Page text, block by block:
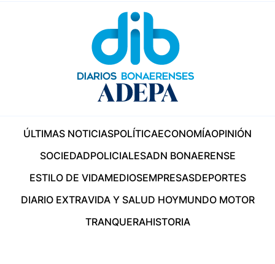
ÚLTIMAS NOTICIASPOLÍTICAECONOMÍAOPINIÓN
SOCIEDADPOLICIALESADN BONAERENSE
ESTILO DE VIDAMEDIOSEMPRESASDEPORTES
DIARIO EXTRAVIDA Y SALUD HOYMUNDO MOTOR
TRANQUERAHISTORIA